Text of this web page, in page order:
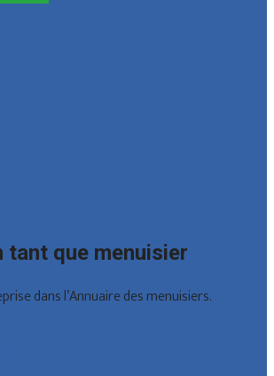
tant que menuisier
dans l’Annuaire des menuisiers.